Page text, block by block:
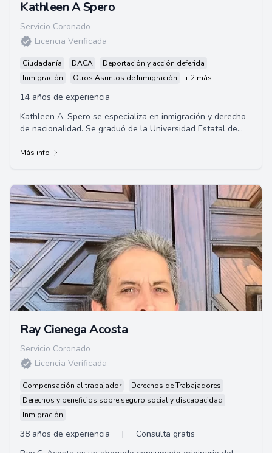
Kathleen A Spero
Servicio Coronado
Licencia Verificada
Ciudadanía DACA
Deportación y acción deferida
Inmigración
Otros Asuntos de Inmigración + 2 más
14 años de experiencia
Kathleen A. Spero se especializa en inmigración y derecho
de nacionalidad. Se graduó de la Universidad Estatal de
Más info
Ray Cienega Acosta
Servicio Coronado
Licencia Verificada
Compensación al trabajador
Derechos de Trabajadores
Derechos y beneficios sobre seguro social y discapacidad
Inmigración
38 años de experiencia |
Consulta gratis